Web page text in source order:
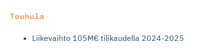
Touhula
Liikevaihto 105M€ tilikaudella 2024-2025